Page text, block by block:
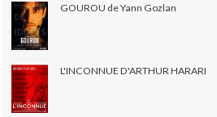
GOUROU de Yann Gozlan
L'INCONNUE D'ARTHUR HARARI